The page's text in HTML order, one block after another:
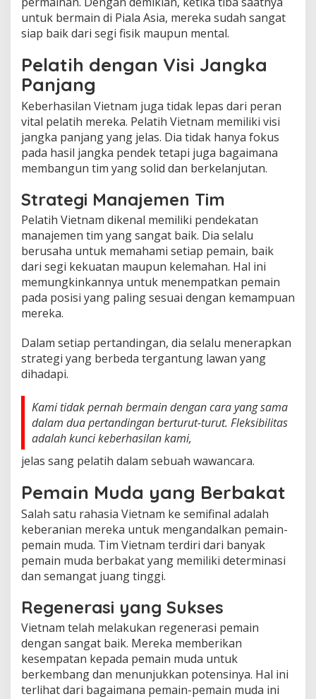
untuk bermain di Piala Asia, mereka sudah sangat
siap baik dari segi fisik maupun mental.
Pelatih dengan Visi Jangka
Panjang
Keberhasilan Vietnam juga tidak lepas dari peran
vital pelatih mereka. Pelatih Vietnam memiliki visi
jangka panjang yang jelas. Dia tidak hanya fokus
pada hasil jangka pendek tetapi juga bagaimana
membangun tim yang solid dan berkelanjutan.
Strategi Manajemen Tim
Pelatih Vietnam dikenal memiliki pendekatan
manajemen tim yang sangat baik. Dia selalu
berusaha untuk memahami setiap pemain, baik
dari segi kekuatan maupun kelemahan. Hal ini
memungkinkannya untuk menempatkan pemain
pada posisi yang paling sesuai dengan kemampuan
mereka.
Dalam setiap pertandingan, dia selalu menerapkan
strategi yang berbeda tergantung lawan yang
dihadapi.
Kami tidak pernah bermain dengan cara yang sama
dalam dua pertandingan berturut-turut. Fleksibilitas
adalah kunci keberhasilan kami,
jelas sang pelatih dalam sebuah wawancara.
Pemain Muda yang Berbakat
Salah satu rahasia Vietnam ke semifinal adalah
keberanian mereka untuk mengandalkan pemain-
pemain muda. Tim Vietnam terdiri dari banyak
pemain muda berbakat yang memiliki determinasi
dan semangat juang tinggi.
Regenerasi yang Sukses
Vietnam telah melakukan regenerasi pemain
dengan sangat baik. Mereka memberikan
kesempatan kepada pemain muda untuk
berkembang dan menunjukkan potensinya. Hal ini
terlihat dari bagaimana pemain-pemain muda ini